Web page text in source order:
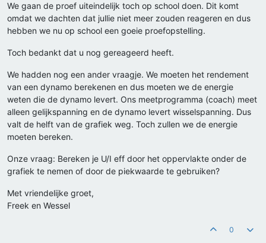
We gaan de proef uiteindelijk toch op school doen. Dit komt
omdat we dachten dat jullie niet meer zouden reageren en dus
hebben we nu op school een goeie proefopstelling.
Toch bedankt dat u nog gereageerd heeft.
We hadden nog een ander vraagje. We moeten het rendement
van een dynamo berekenen en dus moeten we de energie
weten die de dynamo levert. Ons meetprogramma (coach) meet
alleen gelijkspanning en de dynamo levert wisselspanning. Dus
valt de helft van de grafiek weg. Toch zullen we de energie
moeten bereken.
Onze vraag: Bereken je U/I eff door het oppervlakte onder de
grafiek te nemen of door de piekwaarde te gebruiken?
Met vriendelijke groet,
Freek en Wessel
0